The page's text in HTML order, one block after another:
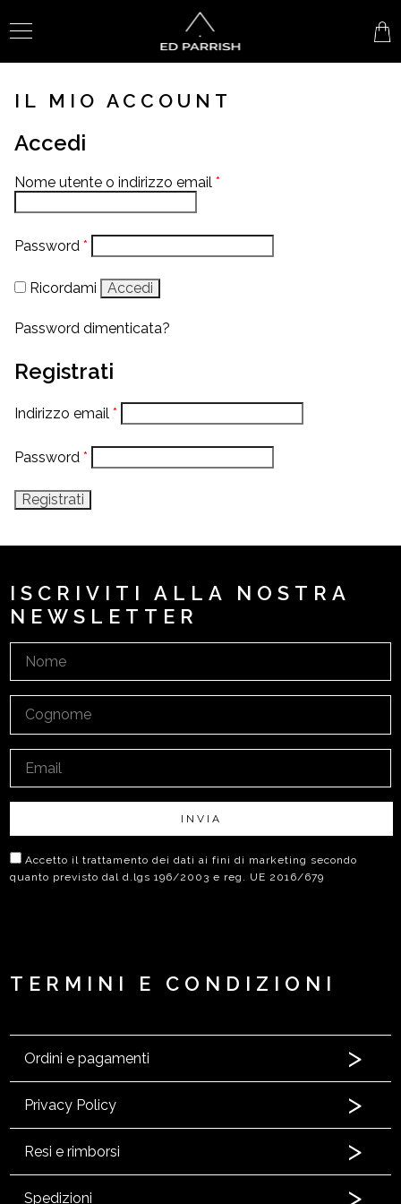
IL MIO ACCOUNT
Accedi
Nome utente o indirizzo email *
Password *
Ricordami Accedi
Password dimenticata?
Registrati
Indirizzo email *
Password *
Registrati
ISCRIVITI ALLA NOSTRA
NEWSLETTER
INVIA
Accetto il trattamento dei dati ai fini di marketing secondo
quanto previsto dal d.lgs 196/2003 e reg. UE 2016/679
TERMINI E CONDIZIONI
Ordini e pagamenti
Privacy Policy
Resi e rimborsi
Spedizioni